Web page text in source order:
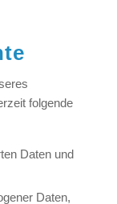
folgende
Daten und
Daten,